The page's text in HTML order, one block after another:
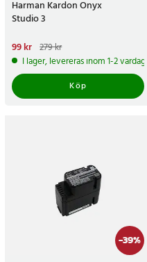
Harman Kardon Onyx
Studio 3
Nuvarande pris
pris:279 kr
99 kr 279 kr
I lager, levereras inom 1-2 vardagar
Köp
-39%